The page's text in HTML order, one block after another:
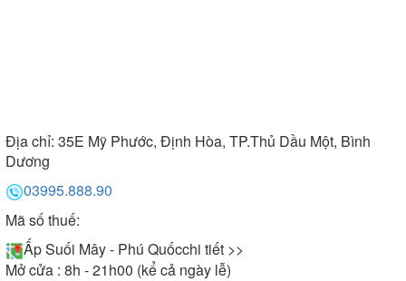
Địa chỉ: 35E Mỹ Phước, Định Hòa, TP.Thủ Dầu Một, Bình
Dương
03995.888.90
Mã số thuế:
Ấp Suối Mây - Phú Quốcchi tiết >>
Mở cửa : 8h - 21h00 (kể cả ngày lễ)